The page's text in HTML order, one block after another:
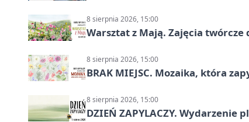
8 sierpnia 2026, 15:00
Warsztat z Mają. Zajęcia
8 sierpnia 2026, 15:00
BRAK MIEJSC. Mozaika, która
8 sierpnia 2026, 15:00
DZIEŃ ZAPYLACZY. Wydarzenie